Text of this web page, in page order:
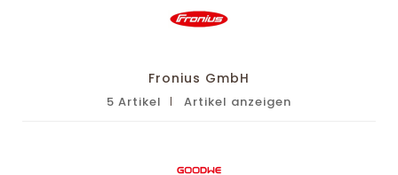
Fronius GmbH
5 Artikel Artikel anzeigen